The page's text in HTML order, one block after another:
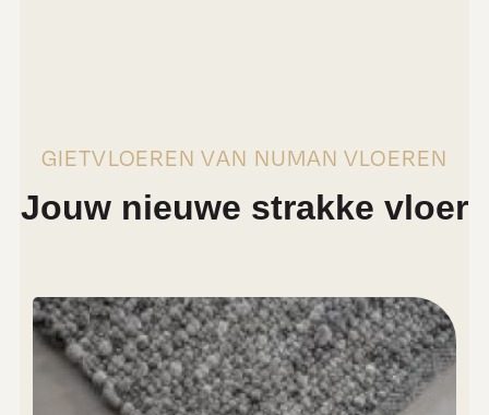
GIETVLOEREN VAN NUMAN VLOEREN
Jouw nieuwe strakke vloer